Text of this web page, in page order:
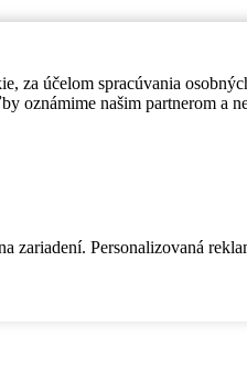
za účelom spracúvania
oznámime našim partnerom a
Personalizovaná